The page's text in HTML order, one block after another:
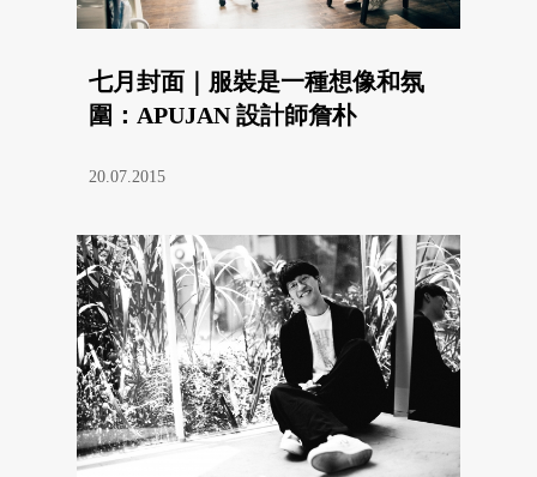
七月封面｜服裝是一種想像和氛
圍：APUJAN 設計師詹朴
20.07.2015